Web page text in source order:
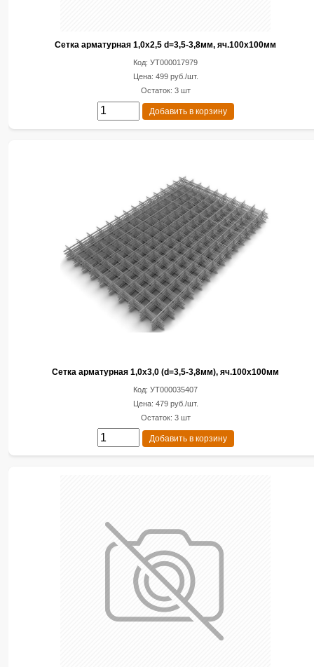
Сетка арматурная 1,0х2,5 d=3,5-3,8мм, яч.100х100мм
Код: УТ000017979
Цена: 499 руб./шт.
Остаток: 3 шт
Добавить в корзину
Сетка арматурная 1,0х3,0 (d=3,5-3,8мм), яч.100х100мм
Код: УТ000035407
Цена: 479 руб./шт.
Остаток: 3 шт
Добавить в корзину